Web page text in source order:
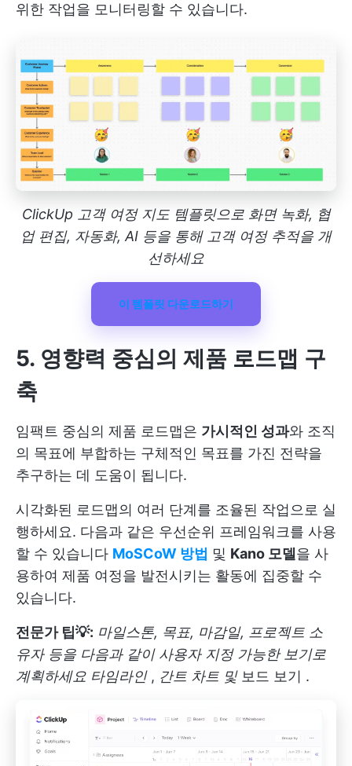
위한 작업을 모니터링할 수 있습니다.
ClickUp 고객 여정 지도 템플릿으로 화면 녹화, 협
업 편집, 자동화, AI 등을 통해 고객 여정 추적을 개
선하세요
이 템플릿 다운로드하기
5. 영향력 중심의 제품 로드맵 구
축
임팩트 중심의 제품 로드맵은 가시적인 성과와 조직
의 목표에 부합하는 구체적인 목표를 가진 전략을
추구하는 데 도움이 됩니다.
시각화된 로드맵의 여러 단계를 조율된 작업으로 실
행하세요. 다음과 같은 우선순위 프레임워크를 사용
할 수 있습니다 MoSCoW 방법 및 Kano 모델 을 사
용하여 제품 여정을 발전시키는 활동에 집중할 수
있습니다.
전문가 팁💡: 마일스톤, 목표, 마감일, 프로젝트 소
유자 등을 다음과 같이 사용자 지정 가능한 보기로
계획하세요 타임라인 , 간트 차트 및 보드 보기 .